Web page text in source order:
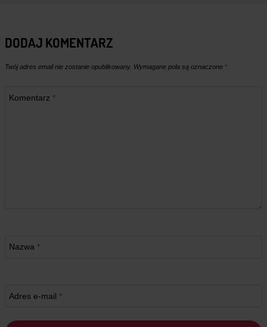
DODAJ KOMENTARZ
Twój adres email nie zostanie opublikowany. Wymagane pola są oznaczone *
Komentarz *
Nazwa *
Adres e-mail *